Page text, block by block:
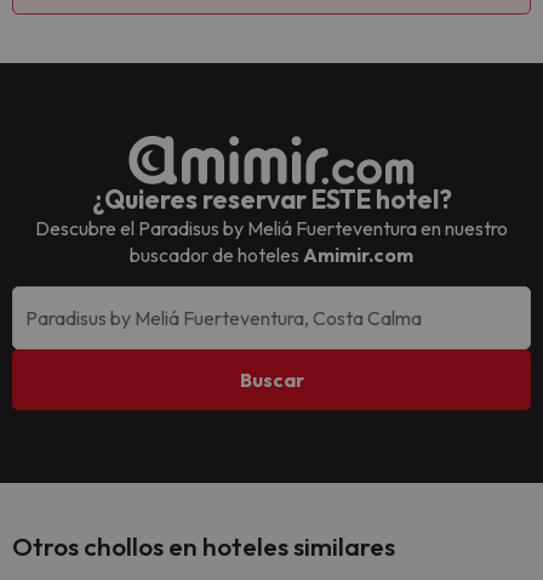
¿Quieres reservar ESTE hotel?
Descubre el Paradisus by Meliá Fuerteventuraen nuestro
buscador de hoteles Amimir.com
Buscar
Otros chollos en hoteles similares